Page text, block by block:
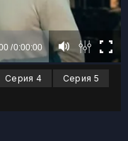
Серия 4
Серия 5